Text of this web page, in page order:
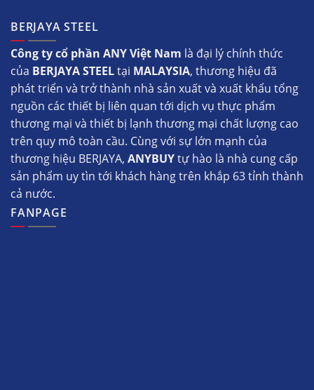
BERJAYA STEEL
Công ty cổ phần ANY Việt Nam là đại lý chính thức
của BERJAYA STEELtại MALAYSIA, thương hiệu đã
phát triển và trở thành nhà sản xuất và xuất khẩu tổng
nguồn các thiết bị liên quan tới dịch vụ thực phẩm
thương mại và thiết bị lạnh thương mại chất lượng cao
trên quy mô toàn cầu. Cùng với sự lớn mạnh của
thương hiệu BERJAYA, ANYBUYtự hào là nhà cung cấp
sản phẩm uy tìn tới khách hàng trên khắp 63 tỉnh thành
cả nước.
FANPAGE